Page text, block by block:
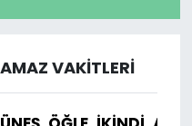
VAKITLERI